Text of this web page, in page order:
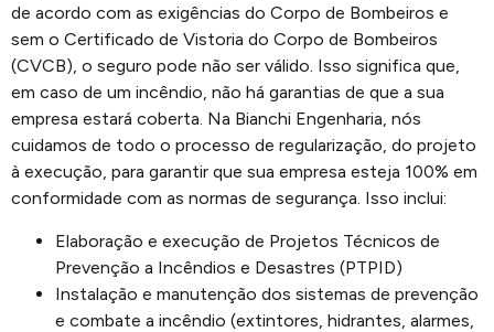
de acordo com as exigências do Corpo de Bombeiros e
sem o Certificado de Vistoria do Corpo de Bombeiros
(CVCB), o seguro pode não ser válido. Isso significa que,
em caso de um incêndio, não há garantias de que a sua
empresa estará coberta. Na Bianchi Engenharia, nós
cuidamos de todo o processo de regularização, do projeto
à execução, para garantir que sua empresa esteja 100% em
conformidade com as normas de segurança. Isso inclui:
Elaboração e execução de Projetos Técnicos de
Prevenção a Incêndios e Desastres (PTPID)
Instalação e manutenção dos sistemas de prevenção
e combate a incêndio (extintores, hidrantes, alarmes,